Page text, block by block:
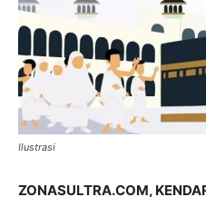
Ilustrasi
ZONASULTRA.COM,